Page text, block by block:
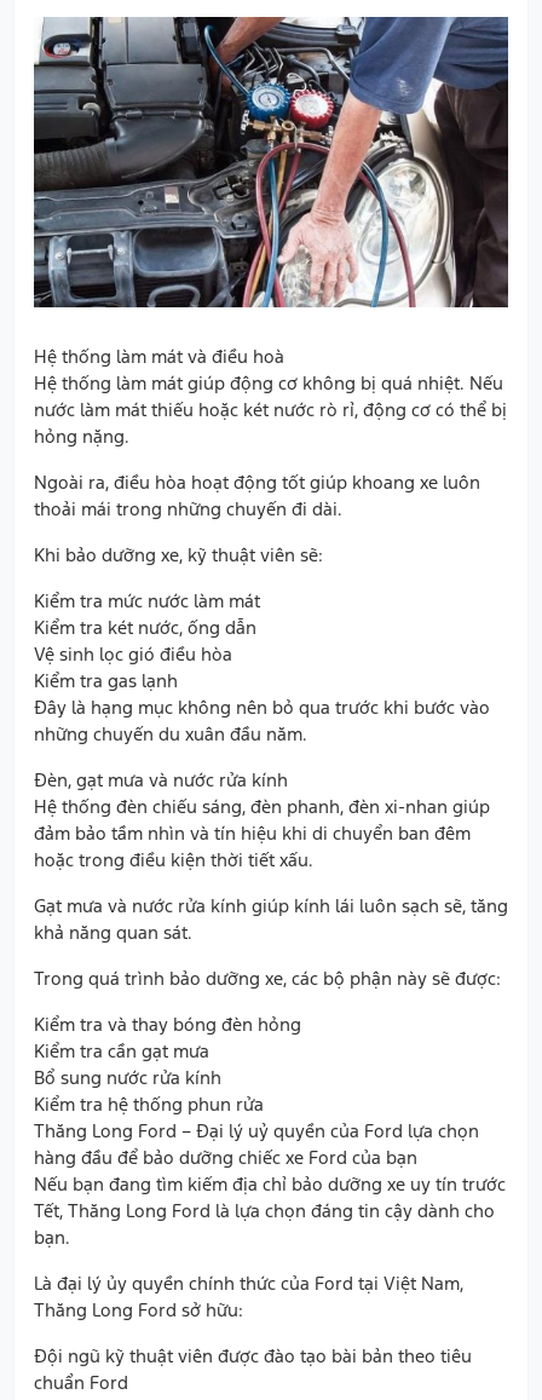
Hệ thống làm mát và điều hoà
Hệ thống làm mát giúp động cơ không bị quá nhiệt. Nếu
nước làm mát thiếu hoặc két nước rò rỉ, động cơ có thể bị
hỏng nặng.
Ngoài ra, điều hòa hoạt động tốt giúp khoang xe luôn
thoải mái trong những chuyến đi dài.
Khi bảo dưỡng xe, kỹ thuật viên sẽ:
Kiểm tra mức nước làm mát
Kiểm tra két nước, ống dẫn
Vệ sinh lọc gió điều hòa
Kiểm tra gas lạnh
Đây là hạng mục không nên bỏ qua trước khi bước vào
những chuyến du xuân đầu năm.
Đèn, gạt mưa và nước rửa kính
Hệ thống đèn chiếu sáng, đèn phanh, đèn xi-nhan giúp
đảm bảo tầm nhìn và tín hiệu khi di chuyển ban đêm
hoặc trong điều kiện thời tiết xấu.
Gạt mưa và nước rửa kính giúp kính lái luôn sạch sẽ, tăng
khả năng quan sát.
Trong quá trình bảo dưỡng xe, các bộ phận này sẽ được:
Kiểm tra và thay bóng đèn hỏng
Kiểm tra cần gạt mưa
Bổ sung nước rửa kính
Kiểm tra hệ thống phun rửa
Thăng Long Ford – Đại lý uỷ quyền của Ford lựa chọn
hàng đầu để bảo dưỡng chiếc xe Ford của bạn
Nếu bạn đang tìm kiếm địa chỉ bảo dưỡng xe uy tín trước
Tết, Thăng Long Ford là lựa chọn đáng tin cậy dành cho
bạn.
Là đại lý ủy quyền chính thức của Ford tại Việt Nam,
Thăng Long Ford sở hữu:
Đội ngũ kỹ thuật viên được đào tạo bài bản theo tiêu
chuẩn Ford